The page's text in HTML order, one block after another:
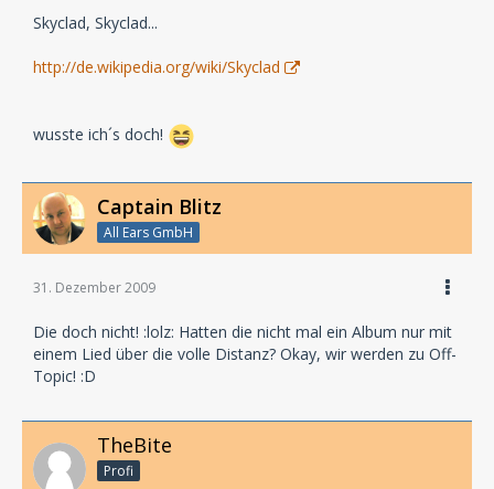
Skyclad, Skyclad...
http://de.wikipedia.org/wiki/Skyclad
wusste ich´s doch!
Captain Blitz
All Ears GmbH
31. Dezember 2009
Die doch nicht! :lolz: Hatten die nicht mal ein Album nur mit
einem Lied über die volle Distanz? Okay, wir werden zu Off-
Topic! :D
TheBite
Profi